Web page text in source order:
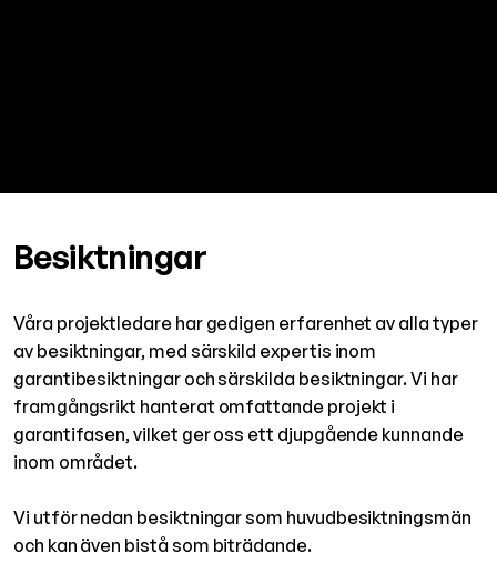
Besiktningar
Våra projektledare har gedigen erfarenhet av alla typer
av besiktningar, med särskild expertis inom
garantibesiktningar och särskilda besiktningar. Vi har
framgångsrikt hanterat omfattande projekt i
garantifasen, vilket ger oss ett djupgående kunnande
inom området.
Vi utför nedan besiktningar som huvudbesiktningsmän
och kan även bistå som biträdande.